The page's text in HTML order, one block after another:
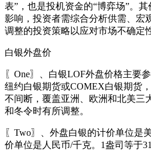
表”，也是投机资金的“博弈场”。
影响，投资者需综合分析供需、宏
调整的投资策略以应对市场不确定
白银外盘价
〖One〗、白银LOF外盘价格主要
纽约白银期货或COMEX白银期货
不间断，覆盖亚洲、欧洲和北美三
和冬令时有所调整。
〖Two〗、外盘白银的计价单位是
价单位是人民币/千克。1盎司等于